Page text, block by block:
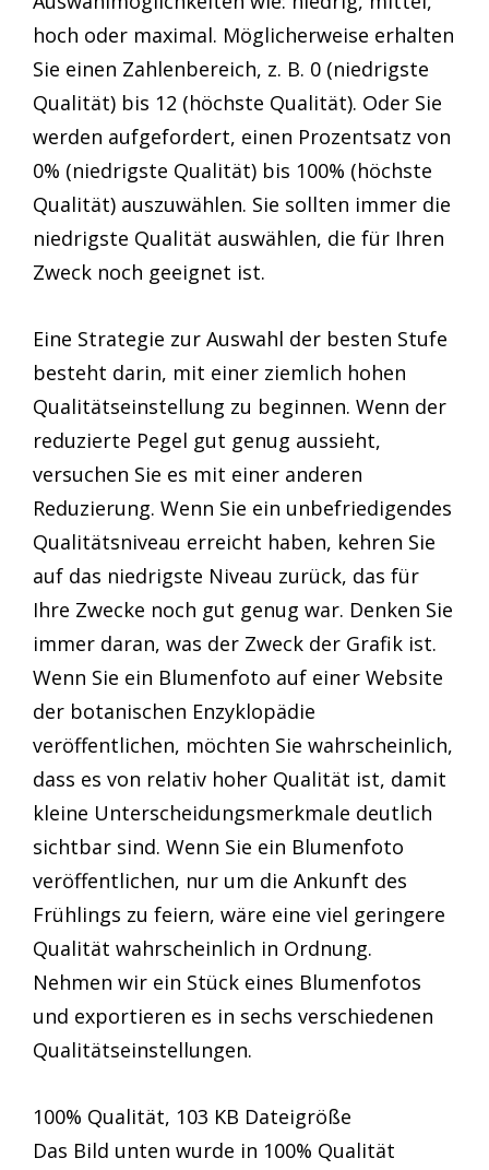
hoch oder maximal. Möglicherweise erhalten
Sie einen Zahlenbereich, z. B. 0 (niedrigste
Qualität) bis 12 (höchste Qualität). Oder Sie
werden aufgefordert, einen Prozentsatz von
0% (niedrigste Qualität) bis 100% (höchste
Qualität) auszuwählen. Sie sollten immer die
niedrigste Qualität auswählen, die für Ihren
Zweck noch geeignet ist.
Eine Strategie zur Auswahl der besten Stufe
besteht darin, mit einer ziemlich hohen
Qualitätseinstellung zu beginnen. Wenn der
reduzierte Pegel gut genug aussieht,
versuchen Sie es mit einer anderen
Reduzierung. Wenn Sie ein unbefriedigendes
Qualitätsniveau erreicht haben, kehren Sie
auf das niedrigste Niveau zurück, das für
Ihre Zwecke noch gut genug war. Denken Sie
immer daran, was der Zweck der Grafik ist.
Wenn Sie ein Blumenfoto auf einer Website
der botanischen Enzyklopädie
veröffentlichen, möchten Sie wahrscheinlich,
dass es von relativ hoher Qualität ist, damit
kleine Unterscheidungsmerkmale deutlich
sichtbar sind. Wenn Sie ein Blumenfoto
veröffentlichen, nur um die Ankunft des
Frühlings zu feiern, wäre eine viel geringere
Qualität wahrscheinlich in Ordnung.
Nehmen wir ein Stück eines Blumenfotos
und exportieren es in sechs verschiedenen
Qualitätseinstellungen.
100% Qualität, 103 KB Dateigröße
Das Bild unten wurde in 100% Qualität